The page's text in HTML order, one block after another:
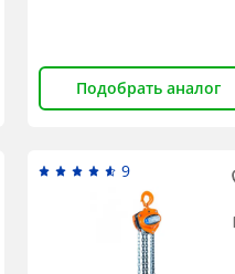
Подобрать аналог
9